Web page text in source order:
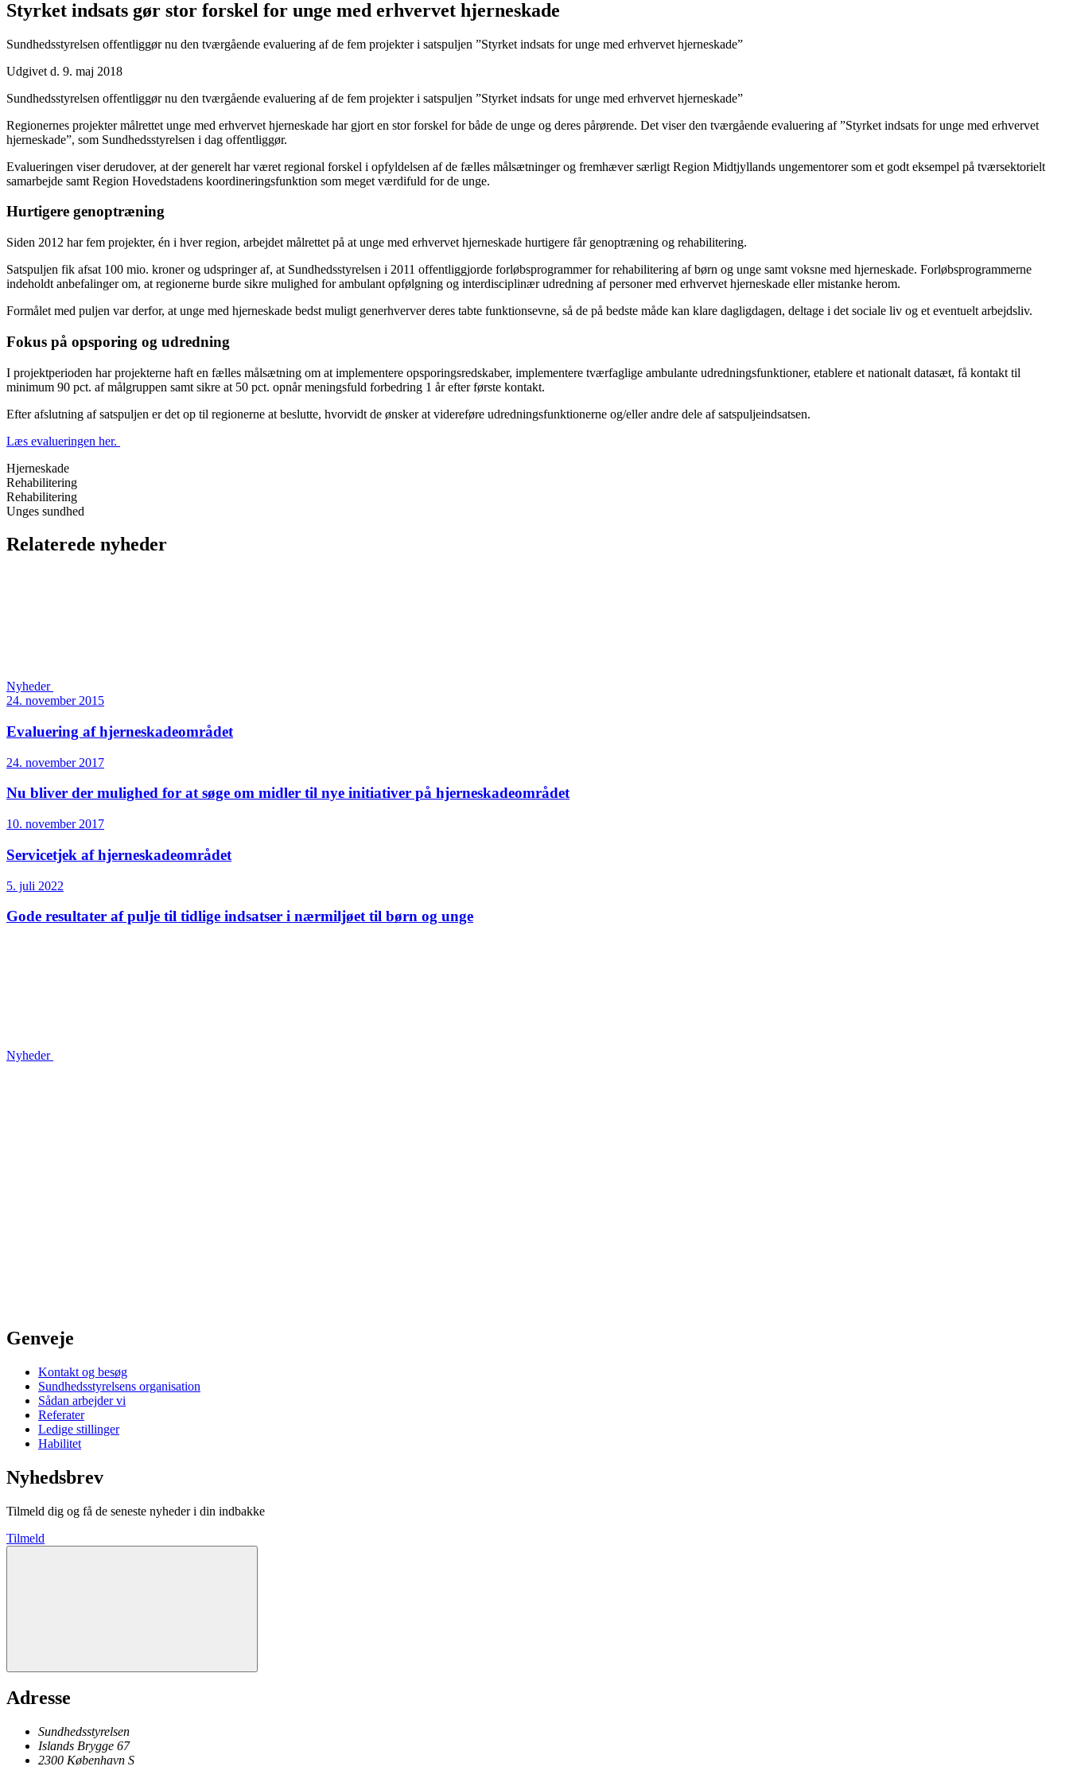
Styrket indsats gør stor forskel for unge med erhvervet hjerneskade
Sundhedsstyrelsen offentliggør nu den tværgående evaluering af de fem projekter i satspuljen ”Styrket indsats for unge med erhvervet hjerneskade”
Udgivet d. 9. maj 2018
Sundhedsstyrelsen offentliggør nu den tværgående evaluering af de fem projekter i satspuljen ”Styrket indsats for unge med erhvervet hjerneskade”
Regionernes projekter målrettet unge med erhvervet hjerneskade har gjort en stor forskel for både de unge og deres pårørende. Det viser den tværgående evaluering af ”Styrket indsats for unge med erhvervet
hjerneskade”, som Sundhedsstyrelsen i dag offentliggør.
Evalueringen viser derudover, at der generelt har været regional forskel i opfyldelsen af de fælles målsætninger og fremhæver særligt Region Midtjyllands ungementorer som et godt eksempel på tværsektorielt
samarbejde samt Region Hovedstadens koordineringsfunktion som meget værdifuld for de unge.
Hurtigere genoptræning
Siden 2012 har fem projekter, én i hver region, arbejdet målrettet på at unge med erhvervet hjerneskade hurtigere får genoptræning og rehabilitering.
Satspuljen fik afsat 100 mio. kroner og udspringer af, at Sundhedsstyrelsen i 2011 offentliggjorde forløbsprogrammer for rehabilitering af børn og unge samt voksne med hjerneskade. Forløbsprogrammerne
indeholdt anbefalinger om, at regionerne burde sikre mulighed for ambulant opfølgning og interdisciplinær udredning af personer med erhvervet hjerneskade eller mistanke herom.
Formålet med puljen var derfor, at unge med hjerneskade bedst muligt generhverver deres tabte funktionsevne, så de på bedste måde kan klare dagligdagen, deltage i det sociale liv og et eventuelt arbejdsliv.
Fokus på opsporing og udredning
I projektperioden har projekterne haft en fælles målsætning om at implementere opsporingsredskaber, implementere tværfaglige ambulante udredningsfunktioner, etablere et nationalt datasæt, få kontakt til
minimum 90 pct. af målgruppen samt sikre at 50 pct. opnår meningsfuld forbedring 1 år efter første kontakt.
Efter afslutning af satspuljen er det op til regionerne at beslutte, hvorvidt de ønsker at videreføre udredningsfunktionerne og/eller andre dele af satspuljeindsatsen.
Læs evalueringen her.
Hjerneskade
Rehabilitering
Rehabilitering
Unges sundhed
Relaterede nyheder
Nyheder
24. november 2015
Evaluering af hjerneskadeområdet
24. november 2017
Nu bliver der mulighed for at søge om midler til nye initiativer på hjerneskade­området
10. november 2017
Servicetjek af hjerneskade­området
5. juli 2022
Gode resultater af pulje til tidlige indsatser i nærmiljøet til børn og unge
Nyheder
Genveje
Kontakt og besøg
Sundhedsstyrelsens organisation
Sådan arbejder vi
Referater
Ledige stillinger
Habilitet
Nyhedsbrev
Tilmeld dig og få de seneste nyheder i din indbakke
Tilmeld
Adresse
Sundhedsstyrelsen
Islands Brygge 67
2300 København S